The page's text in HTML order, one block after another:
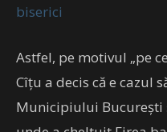
biserici
Astfel, pe motivul „pe
Cîțu a decis că e cazul
Municipiului București